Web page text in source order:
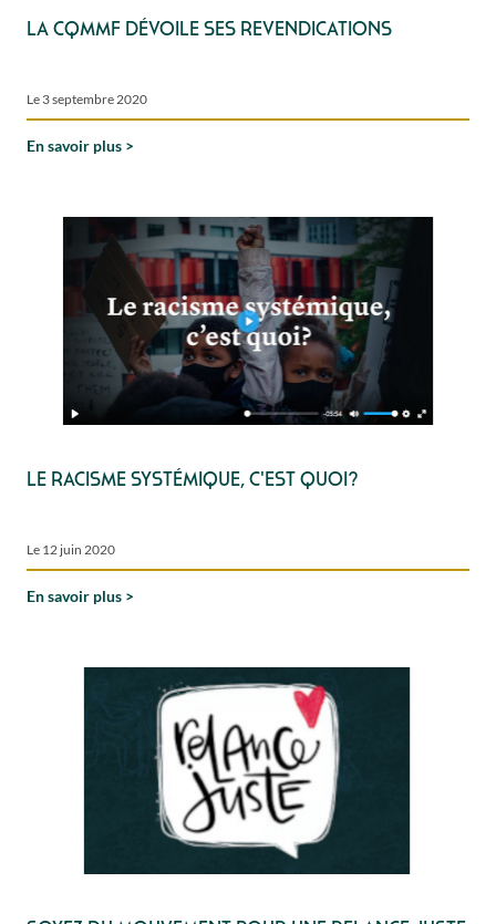
La CQMMF dévoile ses revendications
Le 3 septembre 2020
En savoir plus
Le racisme systémique, c'est quoi?
Le 12 juin 2020
En savoir plus